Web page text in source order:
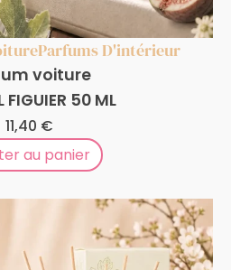
Parfums D'intérieur
voiture
FIGUIER 50 ML
11,40 €
au panier